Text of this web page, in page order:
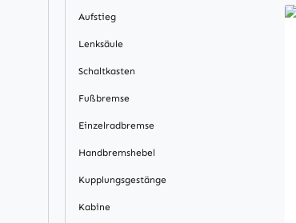
Aufstieg
Lenksäule
Schaltkasten
Fußbremse
Einzelradbremse
Handbremshebel
Kupplungsgestänge
Kabine